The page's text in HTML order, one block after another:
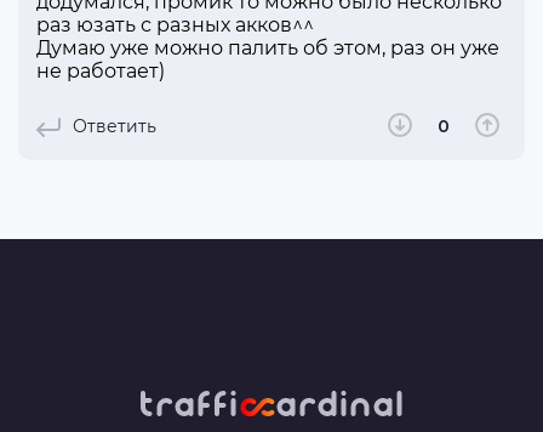
раз юзать с разных акков^^
Думаю уже можно палить об этом, раз он уже
не работает)
Ответить 0